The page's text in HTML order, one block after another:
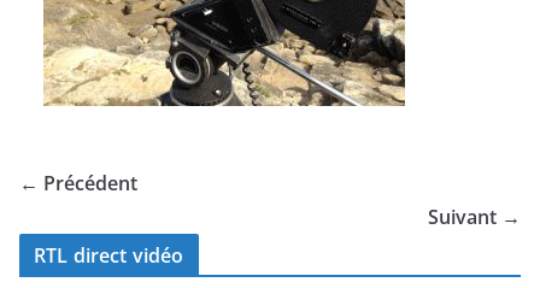
← Précédent
Suivant →
RTL direct vidéo